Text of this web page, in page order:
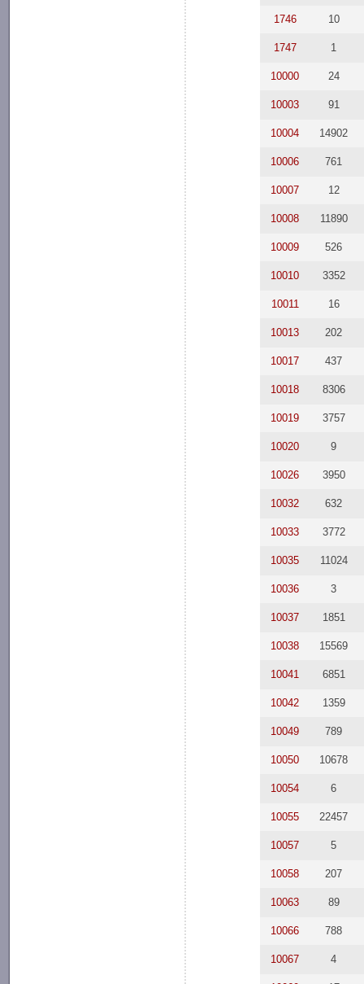
1746 10
1747 1
10000 24
10003 91
10004 14902
10006 761
10007 12
10008 11890
10009 526
10010 3352
10011 16
10013 202
10017 437
10018 8306
10019 3757
10020 9
10026 3950
10032 632
10033 3772
10035 11024
10036 3
10037 1851
10038 15569
10041 6851
10042 1359
10049 789
10050 10678
10054 6
10055 22457
10057 5
10058 207
10063 89
10066 788
10067 4